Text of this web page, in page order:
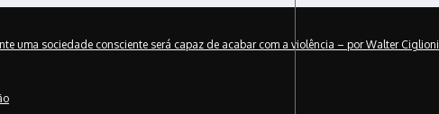
uma sociedade consciente será capaz de acabar com a violência – por Walter Ciglioni